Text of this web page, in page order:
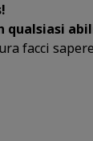
qualsiasi
facci